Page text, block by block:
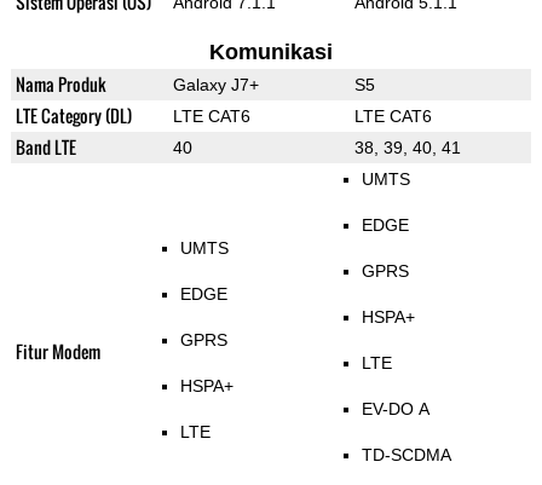
Komunikasi
Nama Produk Galaxy J7+ S5
LTE Category (DL) LTE CAT6 LTE CAT6
Band LTE 40 38, 39, 40, 41
Fitur Modem
UMTS
EDGE
GPRS
HSPA+
LTE
UMTS
EDGE
GPRS
HSPA+
LTE
EV-DO A
TD-SCDMA